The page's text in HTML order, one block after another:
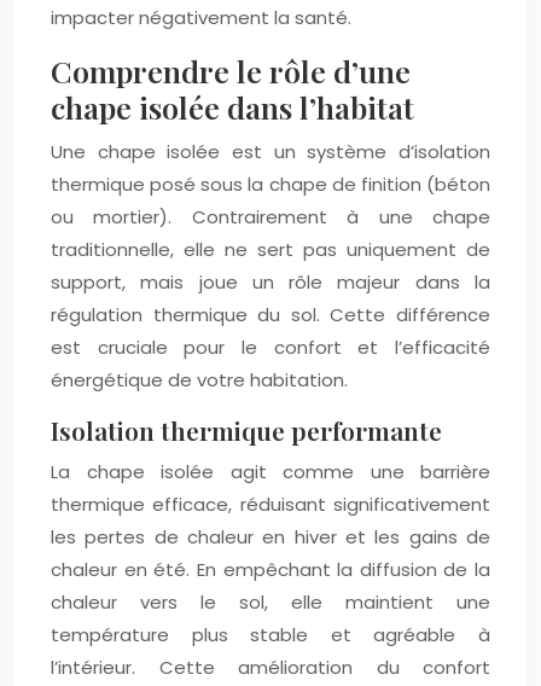
impacter négativement la santé.
Comprendre le rôle d’une
chape isolée dans l’habitat
Une chape isolée est un système d’isolation
thermique posé sous la chape de finition (béton
ou mortier). Contrairement à une chape
traditionnelle, elle ne sert pas uniquement de
support, mais joue un rôle majeur dans la
régulation thermique du sol. Cette différence
est cruciale pour le confort et l’efficacité
énergétique de votre habitation.
Isolation thermique performante
La chape isolée agit comme une barrière
thermique efficace, réduisant significativement
les pertes de chaleur en hiver et les gains de
chaleur en été. En empêchant la diffusion de la
chaleur vers le sol, elle maintient une
température plus stable et agréable à
l’intérieur. Cette amélioration du confort